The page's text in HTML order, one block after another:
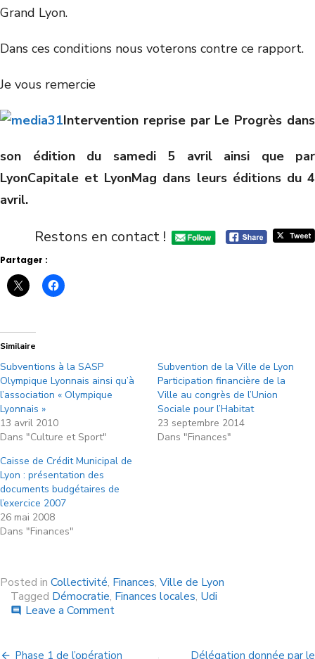
Grand Lyon.
Dans ces conditions nous voterons contre ce rapport.
Je vous remercie
Intervention reprise par Le Progrès dans
son édition du samedi 5 avril ainsi que par
LyonCapitale et LyonMag dans leurs éditions du 4
avril.
Restons en contact !
Partager :
Similaire
Subventions à la SASP
Olympique Lyonnais ainsi qu’à
l’association « Olympique
Lyonnais »
13 avril 2010
Dans "Culture et Sport"
Subvention de la Ville de Lyon
Participation financière de la
Ville au congrès de l’Union
Sociale pour l’Habitat
23 septembre 2014
Dans "Finances"
Caisse de Crédit Municipal de
Lyon : présentation des
documents budgétaires de
l’exercice 2007
26 mai 2008
Dans "Finances"
Posted in Collectivité, Finances, Ville de Lyon
Tagged Démocratie, Finances locales, Udi
comment Leave a Comment
Phase 1 de l’opération
Délégation donnée par le